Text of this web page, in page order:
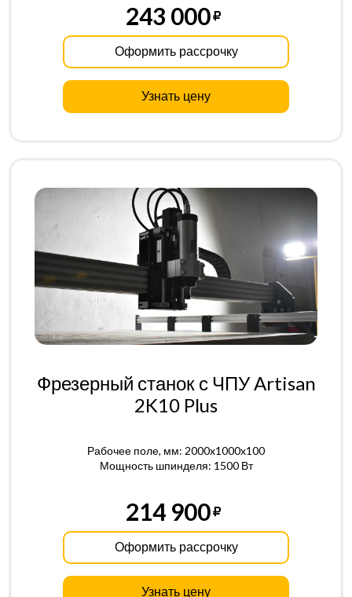
243 000
Оформить рассрочку
Узнать цену
Фрезерный станок с ЧПУ Artisan
2K10 Plus
Рабочее поле, мм: 2000x1000x100
Мощность шпинделя: 1500 Вт
214 900
Оформить рассрочку
Узнать цену